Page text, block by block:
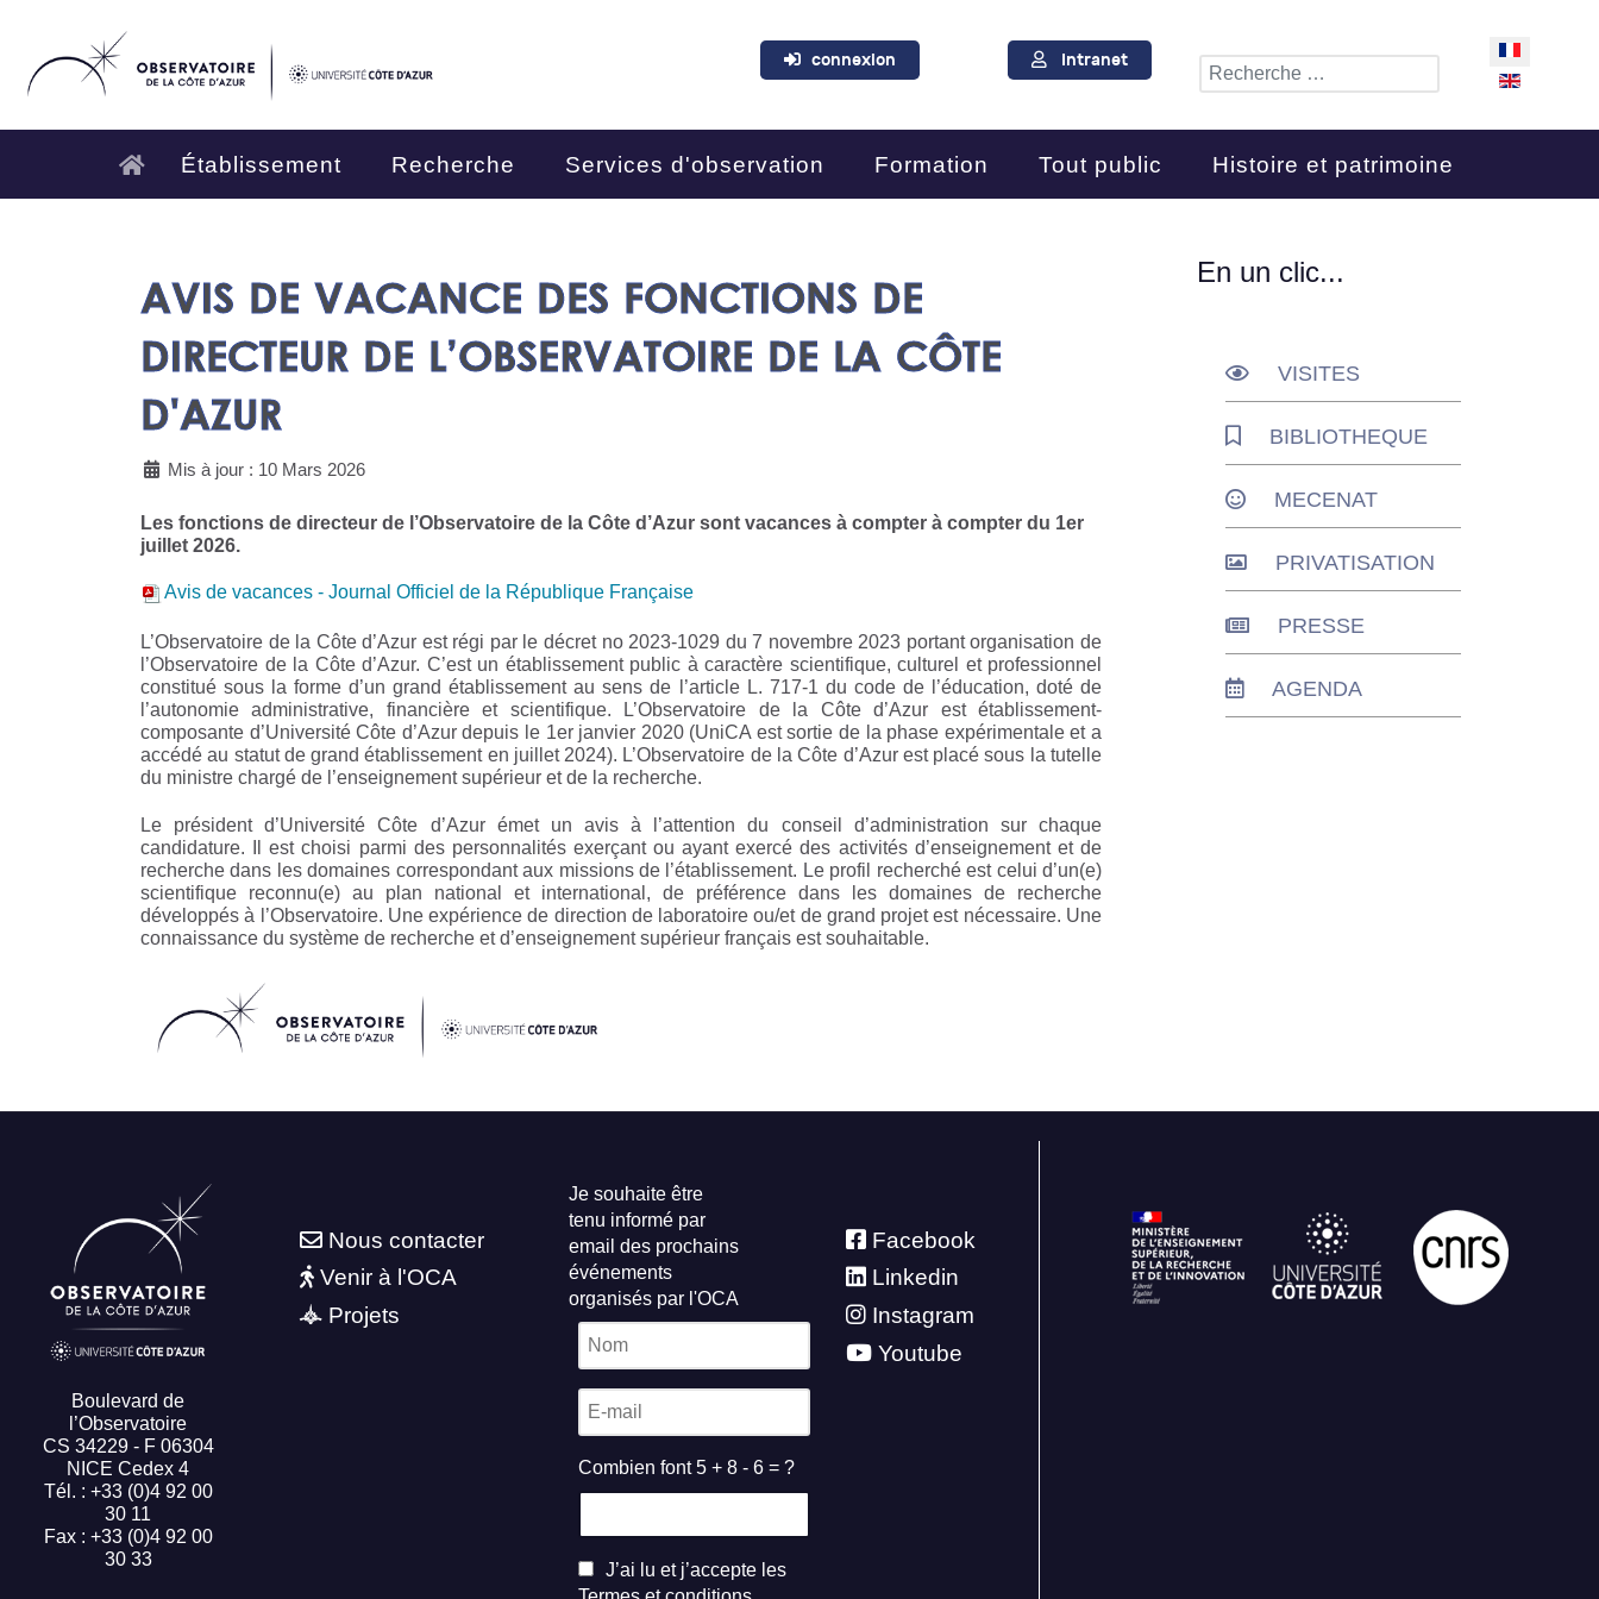
connexion Intranet Rechercher
Sélectionnez
Établissement Recherche Services d'observation Formation Tout public Histoire et patrimoine
AVIS DE VACANCE DES FONCTIONS DE
DIRECTEUR DE L’OBSERVATOIRE DE LA CÔTE
D'AZUR
Mis à jour : 10 Mars 2026
Les fonctions de directeur de l’Observatoire de la Côte d’Azur sont vacances à compter à compter du 1er
juillet 2026.
Avis de vacances - Journal Officiel de la République Française
L’Observatoire de la Côte d’Azur est régi par le décret no 2023-1029 du 7 novembre 2023 portant organisation de
l’Observatoire de la Côte d’Azur. C’est un établissement public à caractère scientifique, culturel et professionnel
constitué sous la forme d’un grand établissement au sens de l’article L. 717-1 du code de l’éducation, doté de
l’autonomie administrative, financière et scientifique. L’Observatoire de la Côte d’Azur est établissement-
composante d’Université Côte d’Azur depuis le 1er janvier 2020 (UniCA est sortie de la phase expérimentale et a
accédé au statut de grand établissement en juillet 2024). L’Observatoire de la Côte d’Azur est placé sous la tutelle
du ministre chargé de l’enseignement supérieur et de la recherche.
Le président d’Université Côte d’Azur émet un avis à l’attention du conseil d’administration sur chaque
candidature. Il est choisi parmi des personnalités exerçant ou ayant exercé des activités d’enseignement et de
recherche dans les domaines correspondant aux missions de l’établissement. Le profil recherché est celui d’un(e)
scientifique reconnu(e) au plan national et international, de préférence dans les domaines de recherche
développés à l’Observatoire. Une expérience de direction de laboratoire ou/et de grand projet est nécessaire. Une
connaissance du système de recherche et d’enseignement supérieur français est souhaitable.
En un clic...
VISITES
BIBLIOTHEQUE
MECENAT
PRIVATISATION
PRESSE
AGENDA
Boulevard de
l’Observatoire
CS 34229 - F 06304
NICE Cedex 4
Tél. : +33 (0)4 92 00
30 11
Fax : +33 (0)4 92 00
30 33
Nous contacter
Venir à l'OCA
Projets
Je souhaite être
tenu informé par
email des prochains
événements
organisés par l'OCA
Combien font 5 + 8 - 6 = ?
J’ai lu et j’accepte les
Facebook
Linkedin
Instagram
Youtube